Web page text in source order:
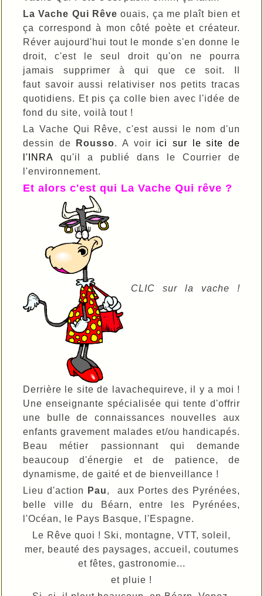
La Vache Qui Rêve ouais, ça me plaît bien et
ça correspond à mon côté poète et créateur.
Réver aujourd'hui tout le monde s'en donne le
droit, c'est le seul droit qu'on ne pourra
jamais supprimer à qui que ce soit. Il
faut savoir aussi relativiser nos petits tracas
quotidiens. Et pis ça colle bien avec l'idée de
fond du site, voilà tout !
La Vache Qui Rêve, c'est aussi le nom d'un
dessin de
Rousso. A voir ici sur le site de
l'INRA qu'il a publié dans le Courrier de
l'environnement.
Et alors c'est qui La Vache Qui rêve ?
CLIC sur la vache !
Derrière le site de lavachequireve, il y a moi !
Une enseignante spécialisée qui tente d'offrir
une bulle de connaissances nouvelles aux
enfants gravement malades et/ou handicapés.
Beau métier passionnant qui demande
beaucoup d'énergie et de patience, de
dynamisme, de gaité et de bienveillance !
Lieu d'action
Pau, aux Portes des Pyrénées,
belle ville du Béarn, entre les Pyrénées,
l'Océan, le Pays Basque, l'Espagne.
Le Rêve quoi ! Ski, montagne, VTT, soleil,
mer, beauté des paysages, accueil, coutumes
et fêtes, gastronomie...
et pluie !